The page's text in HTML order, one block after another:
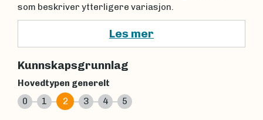
som beskriver ytterligere variasjon.
Les mer
Kunnskapsgrunnlag
Hovedtypen generelt
0
1 2 3 4 5